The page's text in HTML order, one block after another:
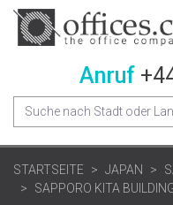
Anruf
STARTSEITE JAPAN
SAPPORO KITA